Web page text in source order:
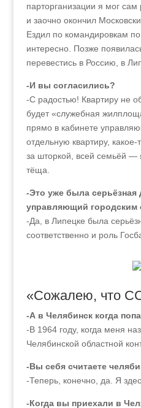
парторганизации я мог
и заочно окончил
Ездил по командировкам
интересно. Позже
перевестись в Россию, в
-И вы согласились?
-С радостью! Квартиру не
будет «служебная
прямо в кабинете
отдельную квартиру,
за шторкой, всей семьёй —
тёща.
-Это уже была серьёзная
управляющий городским
-Да, в Липецке была
соответственно и роль
«Сожалею, что
-А в Челябинск когда
-В 1964 году, когда меня
Челябинской областной
-Вы себя считаете
-Теперь, конечно, да. Я
-Когда вы приехали в